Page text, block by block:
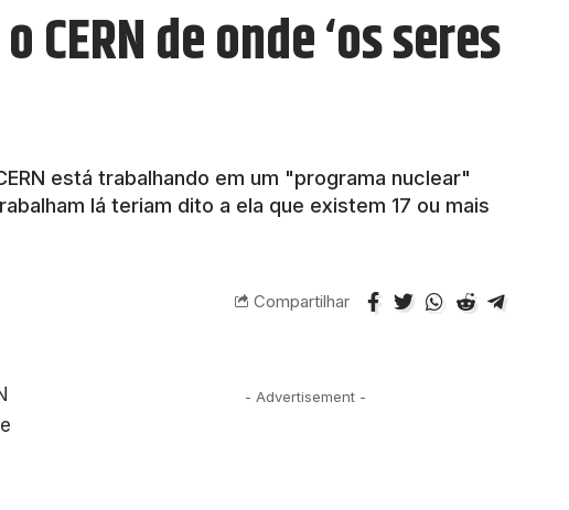
de onde ‘os seres
está trabalhando em um "programa nuclear"
lá teriam dito a ela que existem 17 ou mais
Compartilhar
- Advertisement -